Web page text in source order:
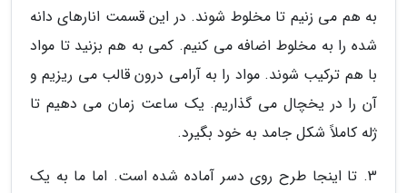
به هم می زنیم تا مخلوط شوند. در این قسمت انارهای دانه
شده را به مخلوط اضافه می کنیم. کمی به هم بزنید تا مواد
با هم ترکیب شوند. مواد را به آرامی درون قالب می ریزیم و
آن را در یخچال می گذاریم. یک ساعت زمان می دهیم تا
ژله کاملاً شکل جامد به خود بگیرد.
3. تا اینجا طرح روی دسر آماده شده است. اما ما به یک